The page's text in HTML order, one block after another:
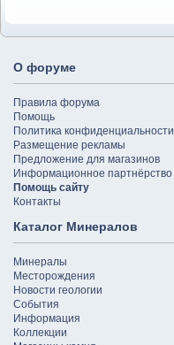
О форуме
Правила форума
Помощь
Политика конфиденциальности
Размещение рекламы
Предложение для магазинов
Информационное партнёрство
Помощь сайту
Контакты
Каталог Минералов
Минералы
Месторождения
Новости геологии
События
Информация
Коллекции